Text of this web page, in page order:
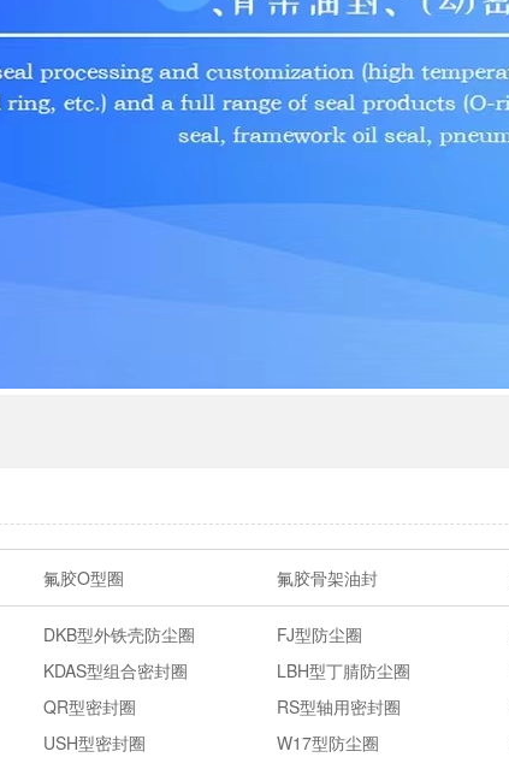
氟胶O型圈 氟胶骨架油封
DKB型外铁壳防尘圈 FJ型防尘圈
KDAS型组合密封圈 LBH型丁腈防尘圈
QR型密封圈 RS型轴用密封圈
USH型密封圈 W17型防尘圈